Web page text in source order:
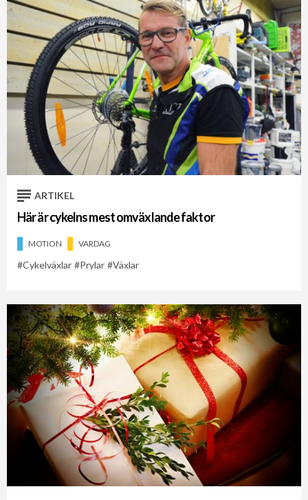
ARTIKEL
Här är cykelns mest omväxlande faktor
MOTION VARDAG
Cykelväxlar Prylar Växlar